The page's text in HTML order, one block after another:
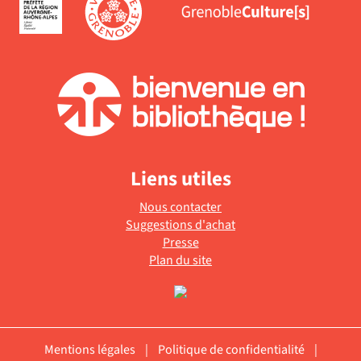
Liens utiles
Nous contacter
Suggestions d'achat
Presse
Plan du site
Mentions légales | Politique de confidentialité
|